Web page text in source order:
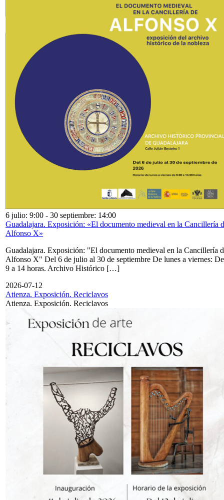
6 julio: 9:00 - 30 septiembre: 14:00
Guadalajara. Exposición: «El documento medieval en la Cancillería
Alfonso X»
Guadalajara. Exposición: "El documento medieval en la Cancillería
Alfonso X" Del 6 de julio al 30 de septiembre De lunes a viernes: De
9 a 14 horas. Archivo Histórico […]
2026-07-12
Atienza. Exposición. Reciclavos
Atienza. Exposición. Reciclavos